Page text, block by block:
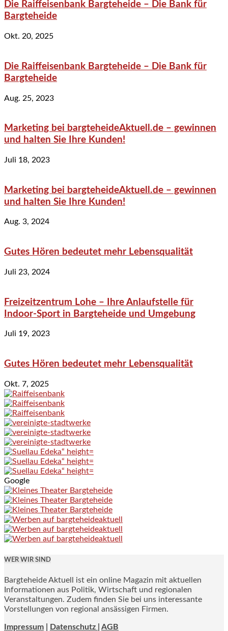
Die Raiffeisenbank Bargteheide – Die Bank für
Bargteheide
Okt. 20, 2025
Die Raiffeisenbank Bargteheide – Die Bank für
Bargteheide
Aug. 25, 2023
Marketing bei bargteheideAktuell.de – gewinnen
und halten Sie Ihre Kunden!
Juli 18, 2023
Marketing bei bargteheideAktuell.de – gewinnen
und halten Sie Ihre Kunden!
Aug. 3, 2024
Gutes Hören bedeutet mehr Lebensqualität
Juli 23, 2024
Freizeitzentrum Lohe – Ihre Anlaufstelle für
Indoor-Sport in Bargteheide und Umgebung
Juli 19, 2023
Gutes Hören bedeutet mehr Lebensqualität
Okt. 7, 2025
Google
WER WIR SIND
Bargteheide Aktuell ist ein online Magazin mit aktuellen
Informationen aus Politik, Wirtschaft und regionalen
Veranstaltungen. Zudem finden Sie bei uns interessante
Vorstellungen von regional ansässigen Firmen.
Impressum Datenschutz | AGB